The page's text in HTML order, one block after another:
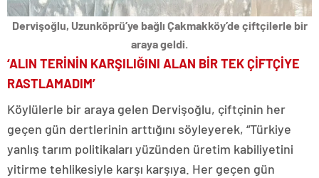
Dervişoğlu, Uzunköprü’ye bağlı Çakmakköy’de çiftçilerle bir
araya geldi.
‘ALIN TERİNİN KARŞILIĞINI ALAN BİR TEK ÇİFTÇİYE
RASTLAMADIM’
Köylülerle bir araya gelen Dervişoğlu, çiftçinin her
geçen gün dertlerinin arttığını söyleyerek, “Türkiye
yanlış tarım politikaları yüzünden üretim kabiliyetini
yitirme tehlikesiyle karşı karşıya. Her geçen gün